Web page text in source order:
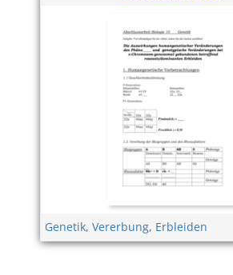
Genetik, Vererbung, Erbleiden